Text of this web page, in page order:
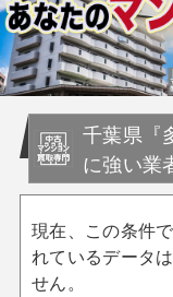
千葉県『
に強い業
現在、この条件
れているデータ
せん。